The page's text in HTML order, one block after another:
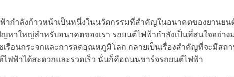
ากำลังก้าวหน้าเป็นหนึ่งในนวัตกรรมที่สำคัญในอนาคตของยานยน
ญหาใหญ่สำหรับอนาคตของเรา รถยนต์ไฟฟ้ากำลังเป็นที่สนใจอย่าง
เรือนกระจกและการลดอุณหภูมิโลก กลายเป็นเรื่องสำคัญที่จะมีสถ
ไฟฟ้าได้สะดวกและรวดเร็ว นั่นก็คือถนนชาร์จรถยนต์ไฟฟ้า